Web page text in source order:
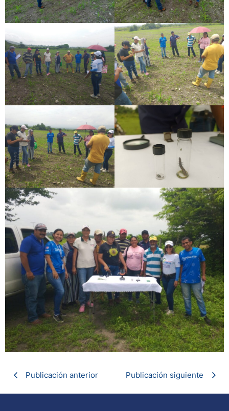
Publicación anterior Publicación siguiente